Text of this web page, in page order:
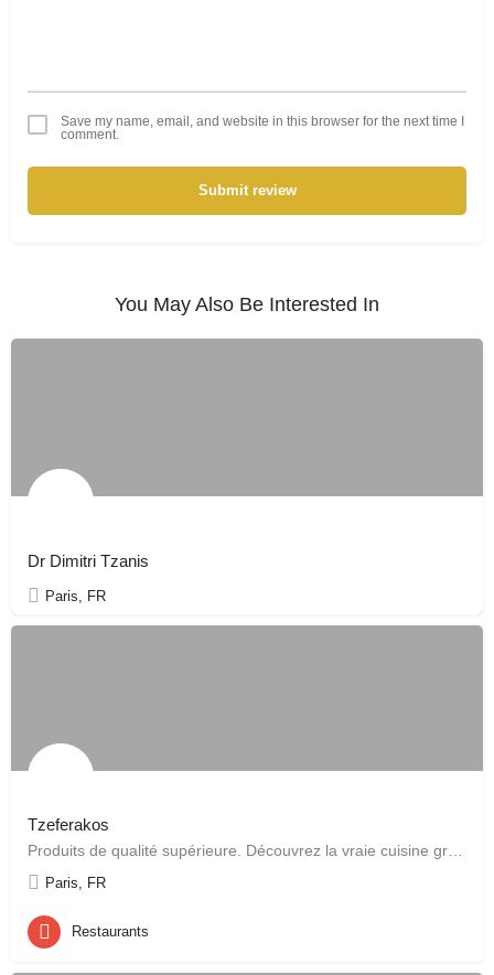
Save my name, email, and website in this browser for the next time I
comment.
Submit review
You May Also Be Interested In
Dr Dimitri Tzanis
Paris, FR
Tzeferakos
Paris, FR
Restaurants